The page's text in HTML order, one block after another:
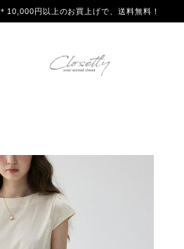
＊10,000円以上のお買上げで、送料無料！